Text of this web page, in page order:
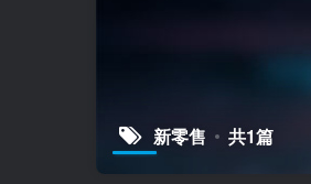
新零售 共1篇